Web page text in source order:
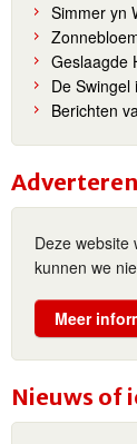
Simmer yn
Geslaagde
De
Berichten
Deze website
kunnen we
Meer
Nieuws of